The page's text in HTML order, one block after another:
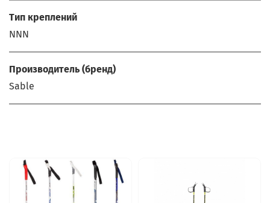
Тип креплений
NNN
Производитель (бренд)
Sable